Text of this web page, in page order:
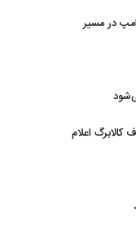
در مسیر
اعلام